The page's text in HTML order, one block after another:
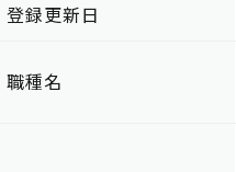
登録更新日
職種名